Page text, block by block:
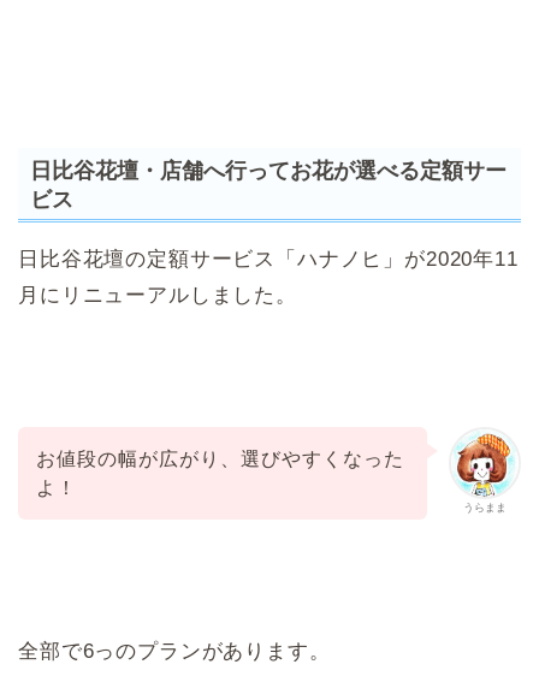
日比谷花壇・店舗へ行ってお花が選べる定額サー
ビス
日比谷花壇の定額サービス「ハナノヒ」が2020年11
月にリニューアルしました。
うらまま
お値段の幅が広がり、選びやすくなった
よ！
全部で6っのプランがあります。